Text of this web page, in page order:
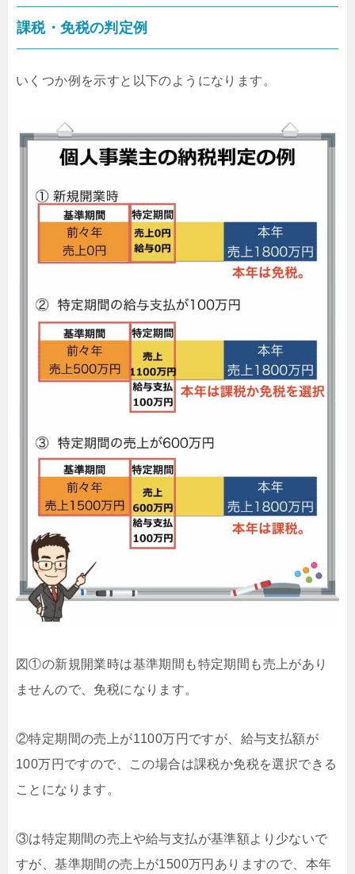
課税・免税の判定例
いくつか例を示すと以下のようになります。
図①の新規開業時は基準期間も特定期間も売上があり
ませんので、免税になります。
②特定期間の売上が1100万円ですが、給与支払額が
100万円ですので、この場合は課税か免税を選択できる
ことになります。
③は特定期間の売上や給与支払が基準額より少ないで
すが、基準期間の売上が1500万円ありますので、本年